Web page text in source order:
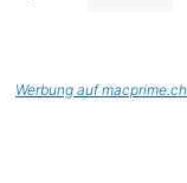
Werbung auf macprime.ch